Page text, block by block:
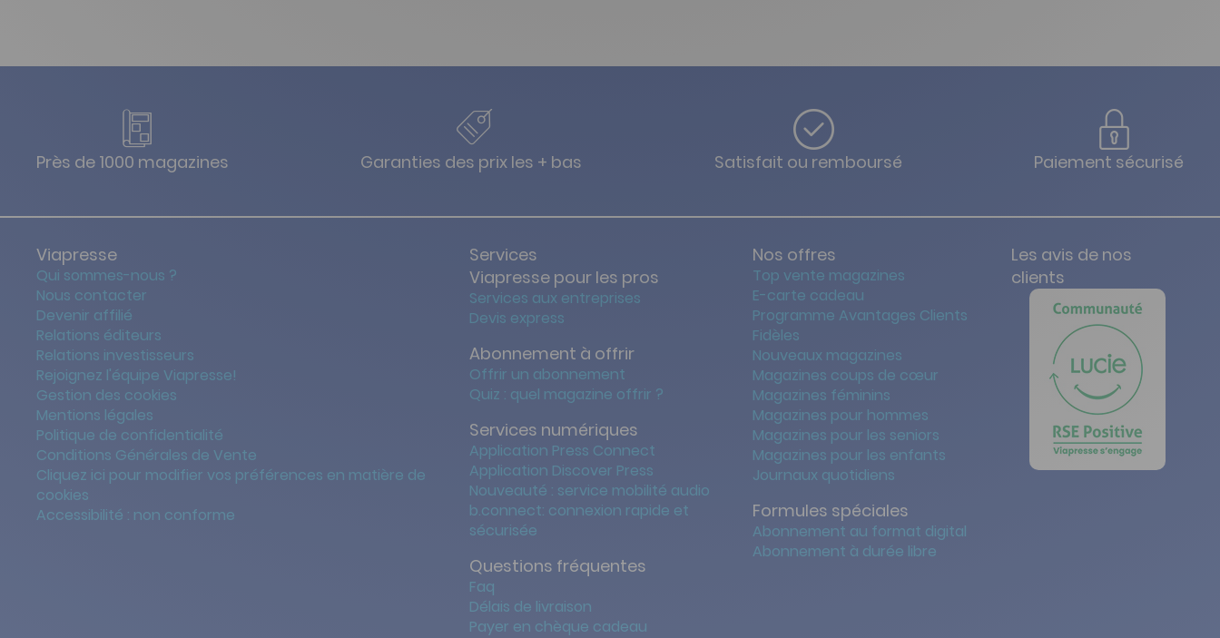
Près de 1000 magazines Garanties des prix les + bas Satisfait ou remboursé Paiement sécurisé
Viapresse
Qui sommes-nous ?
Nous contacter
Devenir affilié
Relations éditeurs
Relations investisseurs
Rejoignez l'équipe Viapresse!
Gestion des cookies
Mentions légales
Politique de confidentialité
Conditions Générales de Vente
Cliquez ici pour modifier vos préférences en matière de
cookies
Accessibilité : non conforme
Services
Viapresse pour les pros
Services aux entreprises
Devis express
Abonnement à offrir
Offrir un abonnement
Quiz : quel magazine offrir ?
Services numériques
Application Press Connect
Application Discover Press
Nouveauté : service mobilité audio
b.connect: connexion rapide et
sécurisée
Questions fréquentes
Faq
Délais de livraison
Payer en chèque cadeau
Nos offres
Top vente magazines
E-carte cadeau
Programme Avantages Clients
Fidèles
Nouveaux magazines
Magazines coups de cœur
Magazines féminins
Magazines pour hommes
Magazines pour les seniors
Magazines pour les enfants
Journaux quotidiens
Formules spéciales
Abonnement au format digital
Abonnement à durée libre
Les avis de nos
clients